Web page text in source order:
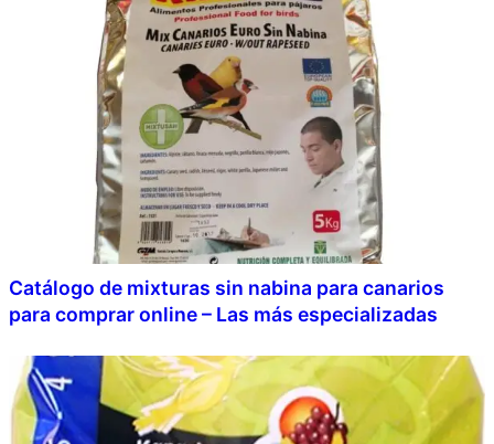
Catálogo de mixturas sin nabina para canarios
para comprar online – Las más especializadas